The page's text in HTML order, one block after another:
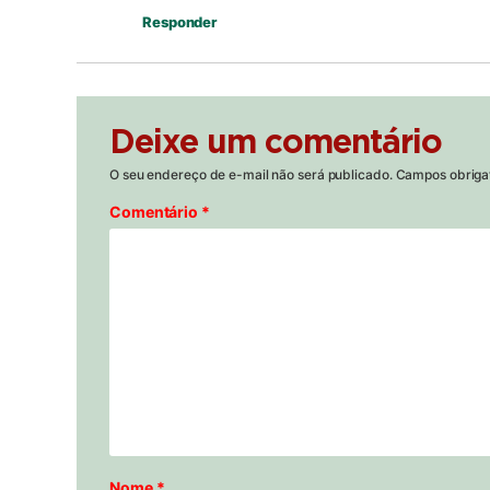
Responder
Deixe um comentário
O seu endereço de e-mail não será publicado. Campos
Comentário *